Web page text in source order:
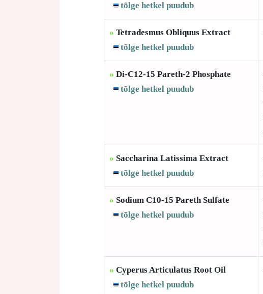
tõlge hetkel puudub
» Tetradesmus Obliquus Extract
tõlge hetkel puudub
» Di-C12-15 Pareth-2 Phosphate
tõlge hetkel puudub
» Saccharina Latissima Extract
tõlge hetkel puudub
» Sodium C10-15 Pareth Sulfate
tõlge hetkel puudub
» Cyperus Articulatus Root Oil
tõlge hetkel puudub